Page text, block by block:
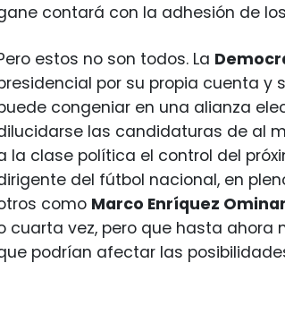
contará con la adhesión de
estos no son todos. La
por su propia cuenta
congeniar en una alianza
las candidaturas de al
la clase política el control del
del fútbol nacional, en
como Marco Enríquez
cuarta vez, pero que hasta ahora
podrían afectar las